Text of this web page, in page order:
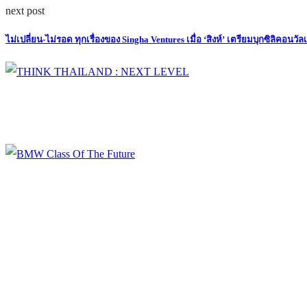
next post
ไม่เปลี่ยน-ไม่รอด ทุกเรื่องของ Singha Ventures เมื่อ ‘สิงห์’ เตรียมบุกซิลิคอนวัล